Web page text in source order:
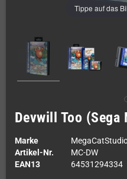
Tippe auf das
Devwill Too (Sega
Marke
Artikel-Nr.
MC-DW
EAN13
64531294334